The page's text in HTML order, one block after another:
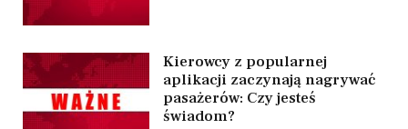
Kierowcy z popularnej
aplikacji zaczynają nagrywać
pasażerów: Czy jesteś
świadom?